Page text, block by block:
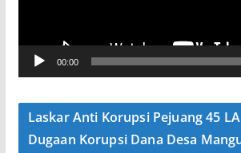
V
e
00:00
Laskar Anti Korupsi Pejuang 45
Dugaan Korupsi Dana Desa